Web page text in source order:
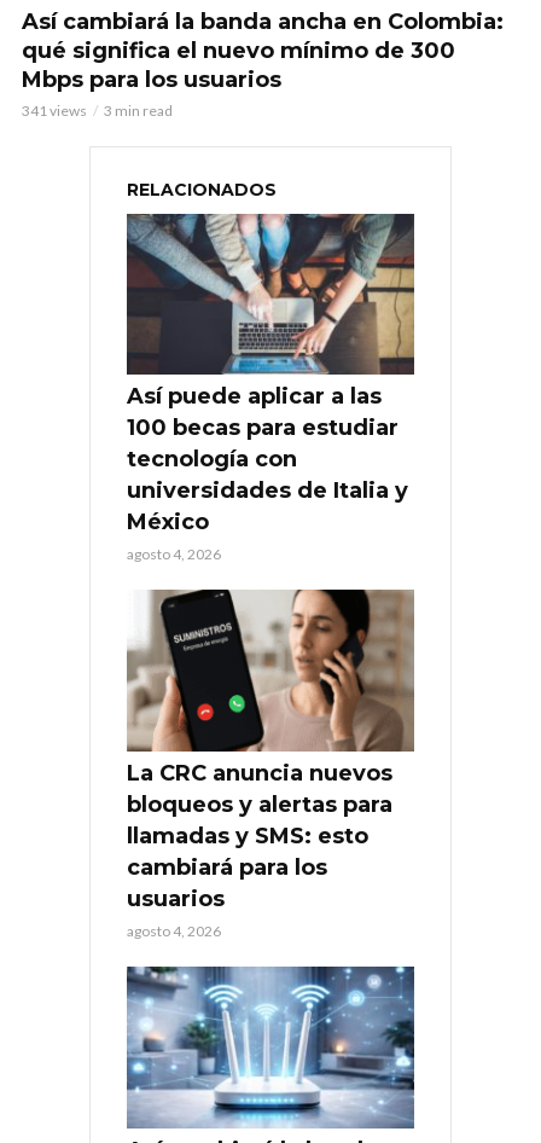
Así cambiará la banda ancha en Colombia:
qué significa el nuevo mínimo de 300
Mbps para los usuarios
341 views 3 min read
RELACIONADOS
Así puede aplicar a las
100 becas para estudiar
tecnología con
universidades de Italia y
México
agosto 4, 2026
La CRC anuncia nuevos
bloqueos y alertas para
llamadas y SMS: esto
cambiará para los
usuarios
agosto 4, 2026